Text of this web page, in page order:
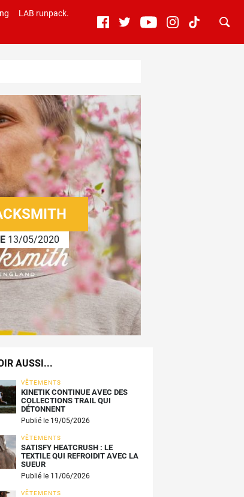
LAB runpack.
13/05/2020
AUSSI...
VÊTEMENTS
KINETIK CONTINUE AVEC DES
COLLECTIONS TRAIL QUI
DÉTONNENT
Publié le 19/05/2026
VÊTEMENTS
SATISFY HEATCRUSH : LE
TEXTILE QUI REFROIDIT AVEC LA
SUEUR
Publié le 11/06/2026
VÊTEMENTS